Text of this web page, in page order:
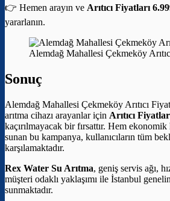
👉 Hemen arayın ve Arıtıcı Fiyatları
yararlanın.
Alemdağ Mahallesi Çekmeköy
Sonuç
Alemdağ Mahallesi Çekmeköy Arıtıcı
arıtma cihazı arayanlar için Arıtıcı
kaçırılmayacak bir fırsattır. Hem
sunan bu kampanya, kullanıcıların tüm
karşılamaktadır.
Rex Water Su Arıtma, geniş servis ağı,
müşteri odaklı yaklaşımı ile İstanbul
sunmaktadır.